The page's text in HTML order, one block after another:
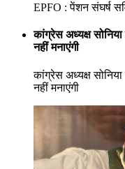
EPFO : पेंशन संघर्ष
कांग्रेस अध्यक्ष
नहीं मनाएंगी
कांग्रेस अध्यक्ष
नहीं मनाएंगी